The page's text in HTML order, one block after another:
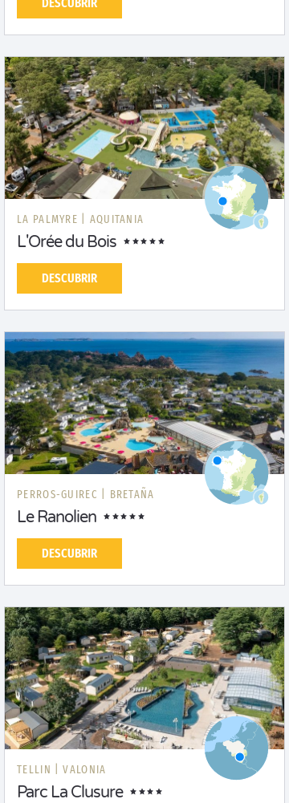
LA PALMYRE | AQUITANIA
L'Orée du Bois
DESCUBRIR
PERROS-GUIREC | BRETAÑA
Le Ranolien
DESCUBRIR
TELLIN | VALONIA
Parc La Clusure